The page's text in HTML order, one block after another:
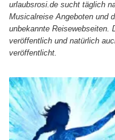
urlaubsrosi.de sucht täglich
Musicalreise Angeboten und
unbekannte Reisewebseiten.
veröffentlich und natürlich
veröffentlicht.